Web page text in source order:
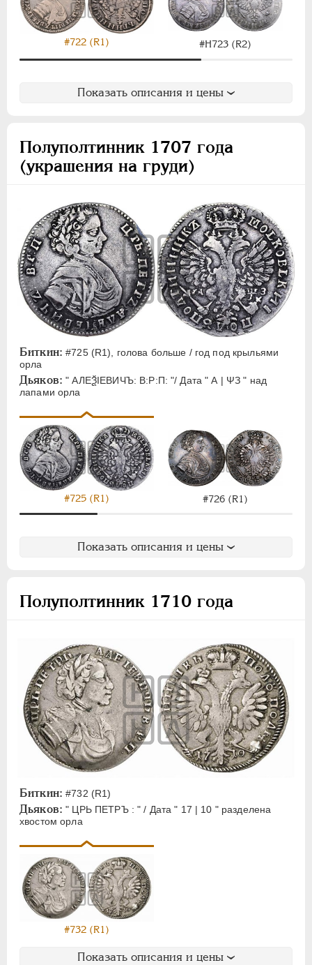
#722 (R1) #H723 (R2)
Показать описания и цены
Полуполтинник 1707 года
(украшения на груди)
Биткин: #725 (R1), голова больше / год под крыльями
орла
Дьяков: " АЛЕѮIЕВИЧЪ: В:Р:П: "/ Дата " А | ΨЗ " над
лапами орла
#725 (R1) #726 (R1)
Показать описания и цены
Полуполтинник 1710 года
Биткин: #732 (R1)
Дьяков: " ЦРЬ ПЕТРЪ : " / Дата " 17 | 10 " разделена
хвостом орла
#732 (R1)
Показать описания и цены